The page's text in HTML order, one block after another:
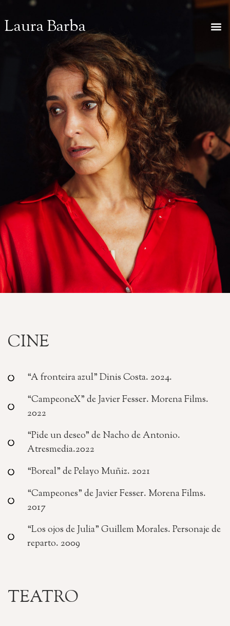
Laura Barba
CINE
“A fronteira azul” Dinis Costa. 2024.
“CampeoneX” de Javier Fesser. Morena Films.
2022
“Pide un deseo” de Nacho de Antonio.
Atresmedia.2022
“Boreal” de Pelayo Muñiz. 2021
“Campeones” de Javier Fesser. Morena Films.
2017
“Los ojos de Julia” Guillem Morales. Personaje de
reparto. 2009
TEATRO